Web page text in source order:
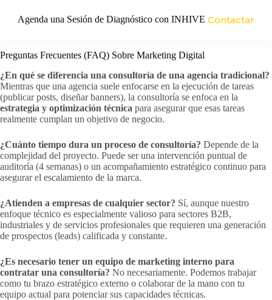
Agenda una Sesión de Diagnóstico con INHIVE Contactar
Preguntas Frecuentes (FAQ) Sobre Marketing Digital
¿En qué se diferencia una consultoría de una agencia tradicional?
Mientras que una agencia suele enfocarse en la ejecución de tareas
(publicar posts, diseñar banners), la consultoría se enfoca en la
estrategia y optimización técnica para asegurar que esas tareas
realmente cumplan un objetivo de negocio.
¿Cuánto tiempo dura un proceso de consultoría? Depende de la
complejidad del proyecto. Puede ser una intervención puntual de
auditoría (4 semanas) o un acompañamiento estratégico continuo para
asegurar el escalamiento de la marca.
¿Atienden a empresas de cualquier sector? Sí, aunque nuestro
enfoque técnico es especialmente valioso para sectores B2B,
industriales y de servicios profesionales que requieren una generación
de prospectos (leads) calificada y constante.
¿Es necesario tener un equipo de marketing interno para
contratar una consultoría? No necesariamente. Podemos trabajar
como tu brazo estratégico externo o colaborar de la mano con tu
equipo actual para potenciar sus capacidades técnicas.